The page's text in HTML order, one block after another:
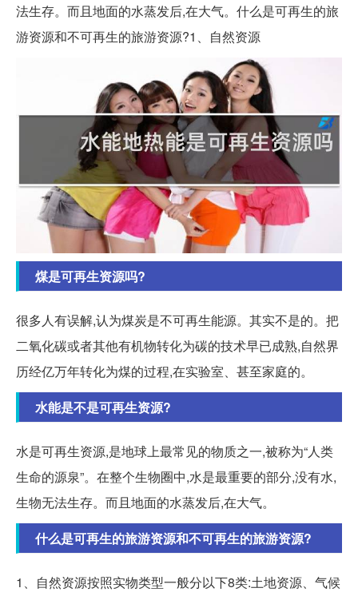
法生存。而且地面的水蒸发后,在大气。什么是可再生的旅
游资源和不可再生的旅游资源?1、自然资源
煤是可再生资源吗?
很多人有误解,认为煤炭是不可再生能源。其实不是的。把
二氧化碳或者其他有机物转化为碳的技术早已成熟,自然界
历经亿万年转化为煤的过程,在实验室、甚至家庭的。
水能是不是可再生资源?
水是可再生资源,是地球上最常见的物质之一,被称为“人类
生命的源泉”。在整个生物圈中,水是最重要的部分,没有水,
生物无法生存。而且地面的水蒸发后,在大气。
什么是可再生的旅游资源和不可再生的旅游资源?
1、自然资源按照实物类型一般分以下8类:土地资源、气候